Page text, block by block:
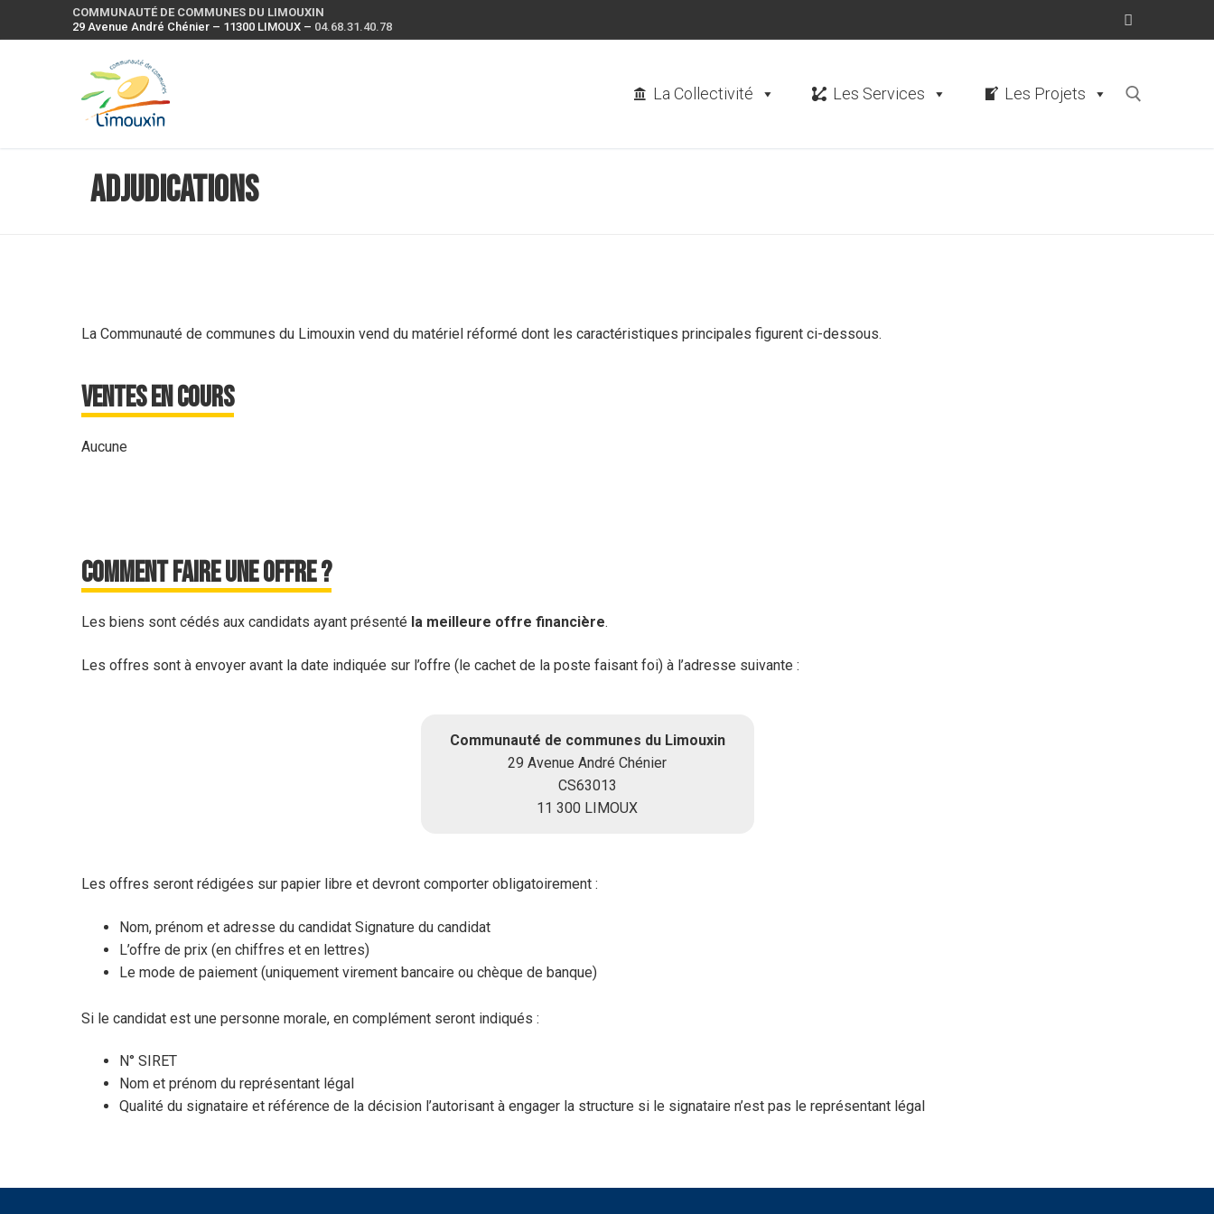
COMMUNAUTÉ DE COMMUNES DU LIMOUXIN
29 Avenue André Chénier – 11300 LIMOUX – 04.68.31.40.78
La Collectivité Les Services Les Projets
Adjudications
La Communauté de communes du Limouxin vend du matériel réformé dont les caractéristiques principales figurent ci-dessous.
ventes en cours
Aucune
Comment faire une offre ?
Les biens sont cédés aux candidats ayant présenté la meilleure offre financière.
Les offres sont à envoyer avant la date indiquée sur l’offre (le cachet de la poste faisant foi) à l’adresse suivante :
Communauté de communes du Limouxin
29 Avenue André Chénier
CS63013
11 300 LIMOUX
Les offres seront rédigées sur papier libre et devront comporter obligatoirement :
Nom, prénom et adresse du candidat Signature du candidat
L’offre de prix (en chiffres et en lettres)
Le mode de paiement (uniquement virement bancaire ou chèque de banque)
Si le candidat est une personne morale, en complément seront indiqués :
N° SIRET
Nom et prénom du représentant légal
Qualité du signataire et référence de la décision l’autorisant à engager la structure si le signataire n’est pas le représentant légal